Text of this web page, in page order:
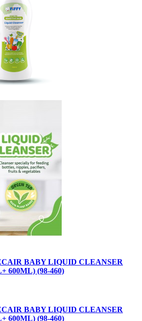
BABY LIQUID CLEANSER
600ML) (98-460)
BABY LIQUID CLEANSER
600ML) (98-460)